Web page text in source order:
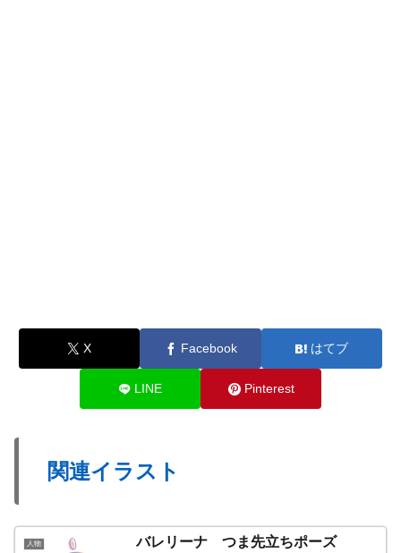
X Facebook はてブ
LINE Pinterest
関連イラスト
人物 バレリーナ つま先立ちポーズ